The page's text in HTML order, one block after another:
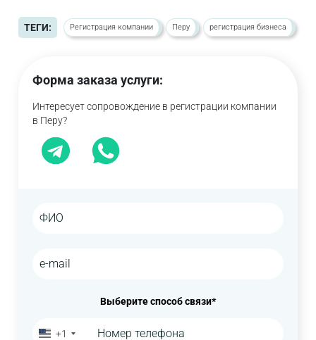
ТЕГИ: Регистрация компании Перу регистрация бизнеса
Форма заказа услуги:
Интересует сопровождение в регистрации компании
в Перу?
Выберите способ связи*
+1